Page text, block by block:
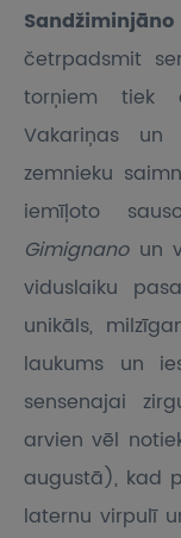
Sandžiminjāno
četrpadsmit
torņiem tiek
Vakariņas un
zemnieku
iemīļoto
Gimignano un
viduslaiku
unikāls,
laukums un
sensenajai
arvien vēl
augustā), kad
laternu virpulī